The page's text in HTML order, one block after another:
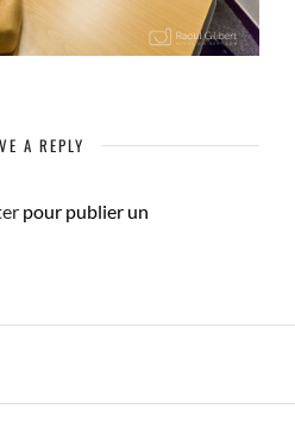
A REPLY
pour publier un